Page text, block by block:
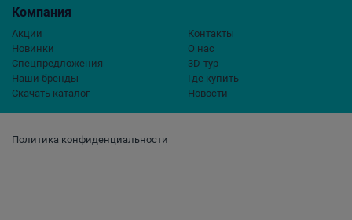
Политика конфиденциальности
Компания
Акции
Новинки
Спецпредложения
Наши бренды
Скачать каталог
Контакты
О нас
3D-тур
Где купить
Новости